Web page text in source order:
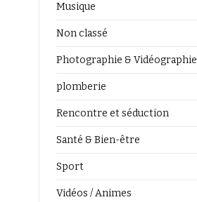
Musique
Non classé
Photographie & Vidéographie
plomberie
Rencontre et séduction
Santé & Bien-être
Sport
Vidéos / Animes